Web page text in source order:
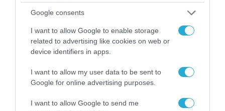
Google consents
I want to allow Google to enable storage
related to advertising like cookies on web or
device identifiers in apps.
I want to allow my user data to be sent to
Google for online advertising purposes.
I want to allow Google to send me